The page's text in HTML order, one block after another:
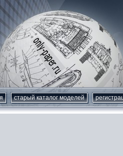
старый каталог моделей